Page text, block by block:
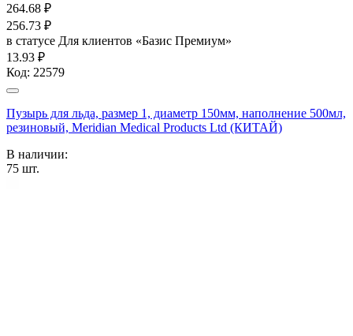
264.68 ₽
256.73 ₽
в статусе Для клиентов «Базис Премиум»
13.93 ₽
Код: 22579
Пузырь для льда, размер 1, диаметр 150мм, наполнение 500мл,
резиновый, Meridian Medical Products Ltd (КИТАЙ)
В наличии:
75 шт.